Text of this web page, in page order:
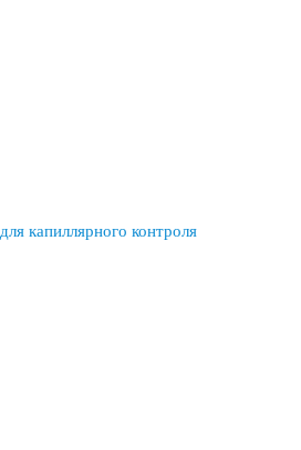
капиллярного контроля